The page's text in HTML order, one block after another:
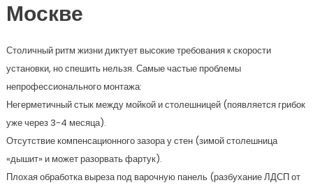
Москве
Столичный ритм жизни диктует высокие требования к скорости
установки, но спешить нельзя. Самые частые проблемы
непрофессионального монтажа:
Негерметичный стык между мойкой и столешницей (появляется грибок
уже через 3-4 месяца).
Отсутствие компенсационного зазора у стен (зимой столешница
«дышит» и может разорвать фартук).
Плохая обработка выреза под варочную панель (разбухание ЛДСП от